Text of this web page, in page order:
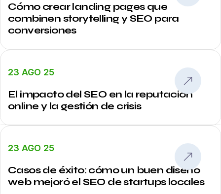
Cómo crear landing pages que
combinen storytelling y SEO para
conversiones
23 AGO 25
El impacto del SEO en la reputación
online y la gestión de crisis
23 AGO 25
Casos de éxito: cómo un buen diseño
web mejoró el SEO de startups locales